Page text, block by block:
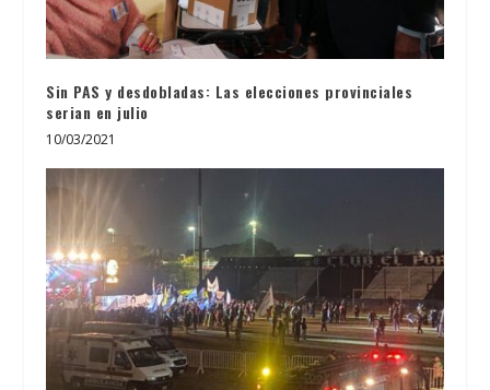
Sin PAS y desdobladas: Las elecciones provinciales
serian en julio
10/03/2021